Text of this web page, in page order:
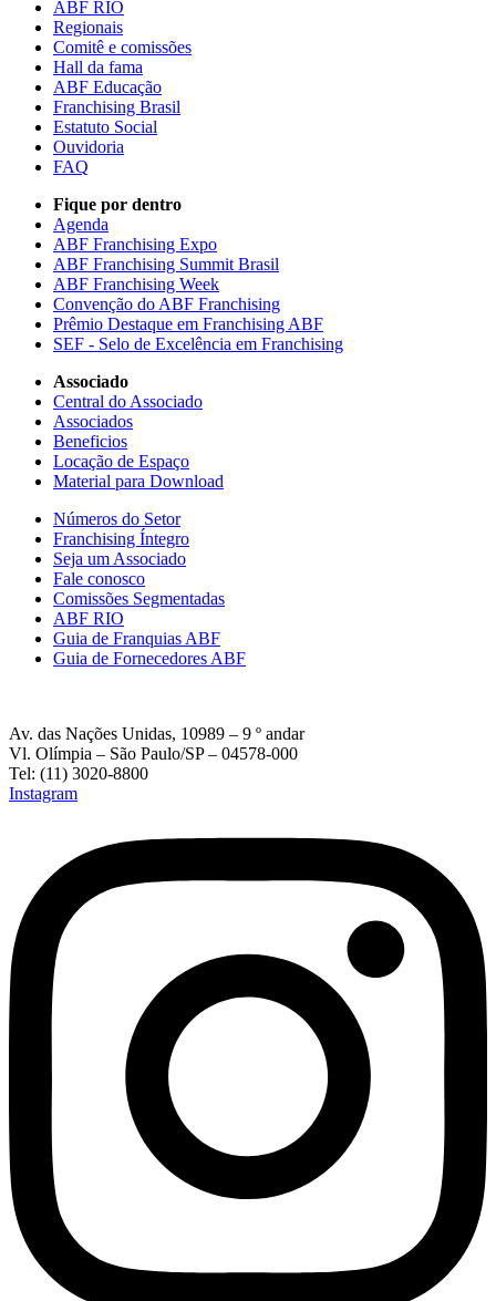
ABF RIO
Regionais
Comitê e comissões
Hall da fama
ABF Educação
Franchising Brasil
Estatuto Social
Ouvidoria
FAQ
Fique por dentro
Agenda
ABF Franchising Expo
ABF Franchising Summit Brasil
ABF Franchising Week
Convenção do ABF Franchising
Prêmio Destaque em Franchising ABF
SEF - Selo de Excelência em Franchising
Associado
Central do Associado
Associados
Beneficios
Locação de Espaço
Material para Download
Números do Setor
Franchising Íntegro
Seja um Associado
Fale conosco
Comissões Segmentadas
ABF RIO
Guia de Franquias ABF
Guia de Fornecedores ABF
Av. das Nações Unidas, 10989 – 9 º andar
Vl. Olímpia – São Paulo/SP – 04578-000
Tel: (11) 3020-8800
Instagram